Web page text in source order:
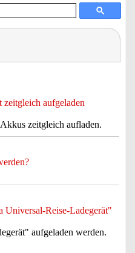
aufgeladen
zeitgleich aufladen.
Reise-Ladegerät"
aufgeladen werden.